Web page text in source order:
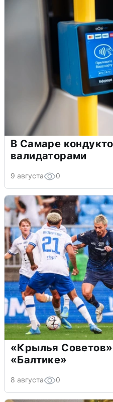
В Самаре
валидаторами
9 августа 0
«Крылья
«Балтике»
8 августа 0